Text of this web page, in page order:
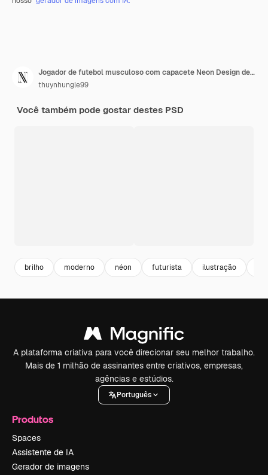
Jogador de futebol musculoso com capacete Neon Design de arte dinâmico com verde intenso e ouro misturado Co
thuynhungle99
Você também pode gostar destes PSD
brilho moderno néon futurista ilustração
A plataforma criativa para você direcionar seu melhor trabalho.
Mais de 1 milhão de assinantes entre criativos, empresas,
agências e estúdios.
Português
Produtos
Spaces
Assistente de IA
Gerador de imagens